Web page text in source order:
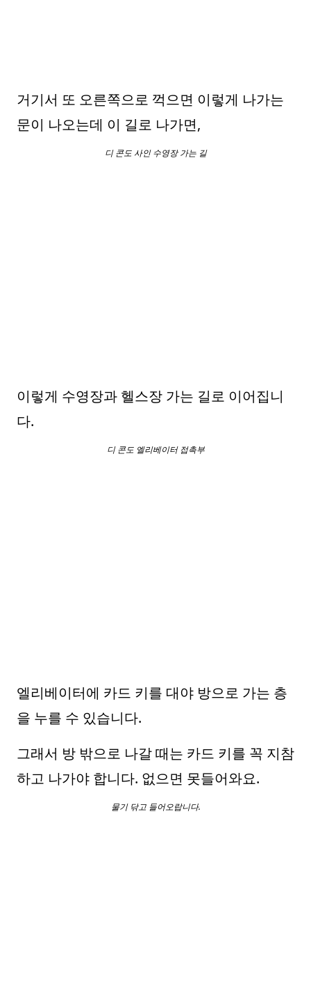
거기서 또 오른쪽으로 꺽으면 이렇게 나가는
문이 나오는데 이 길로 나가면,
디 콘도 사인 수영장 가는 길
이렇게 수영장과 헬스장 가는 길로 이어집니
다.
디 콘도 엘리베이터 접촉부
엘리베이터에 카드 키를 대야 방으로 가는 층
을 누를 수 있습니다.
그래서 방 밖으로 나갈 때는 카드 키를 꼭 지참
하고 나가야 합니다. 없으면 못들어와요.
물기 닦고 들어오랍니다.